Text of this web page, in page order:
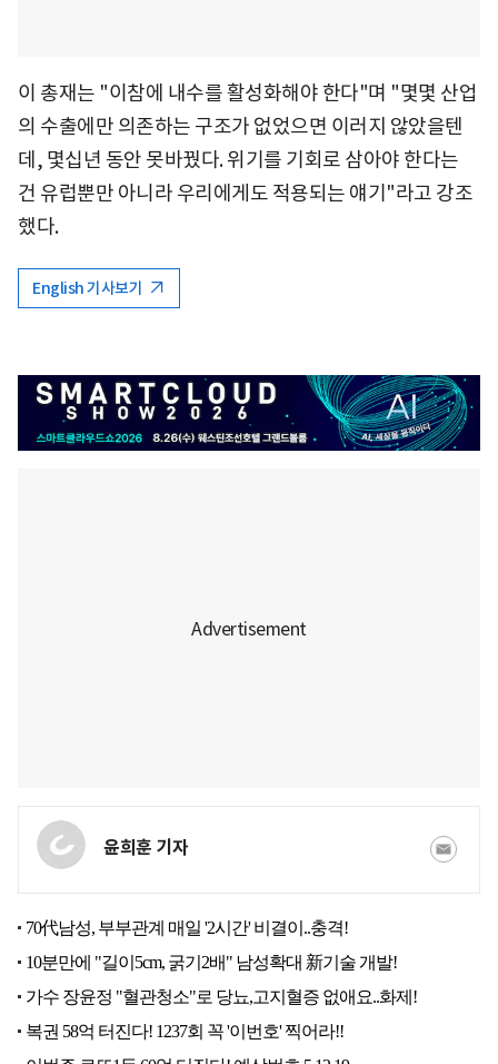
이 총재는 "이참에 내수를 활성화해야 한다"며 "몇몇 산업
의 수출에만 의존하는 구조가 없었으면 이러지 않았을텐
데, 몇십년 동안 못바꿨다. 위기를 기회로 삼아야 한다는
건 유럽뿐만 아니라 우리에게도 적용되는 얘기"라고 강조
했다.
English 기사보기
윤희훈 기자